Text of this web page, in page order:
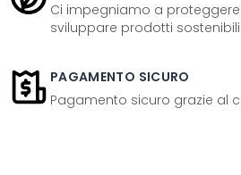
Ci impegniamo a
sviluppare prodotti sostenibili.
PAGAMENTO SICURO
Pagamento sicuro grazie al